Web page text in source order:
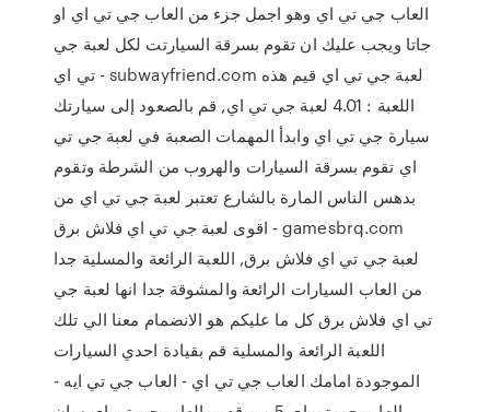
العاب جي تي اي وهو اجمل جزء من العاب جي تي اي او
جاتا ويجب عليك ان تقوم بسرقة السيارتت لكل لعبة جي
تي اي - subwayfriend.com لعبة جي تي اي قيم هذه
اللعبة : 4.01 لعبة جي تي اي, قم بالصعود إلى سيارتك
سيارة جي تي اي وابدأ المهمات الصعبة في لعبة جي تي
اي تقوم بسرقة السيارات والهروب من الشرطة وتقوم
بدهس الناس المارة بالشارع تعتبر لعبة جي تي اي من
اقوى لعبة جي تي اي فلاش برق - gamesbrq.com
لعبة جي تي اي فلاش برق, اللعبة الرائعة والمسلية جدا
من العاب السيارات الرائعة والمشوقة جدا انها لعبة جي
تي اي فلاش برق كل ما عليكم هو الانضمام معنا الي تلك
اللعبة الرائعة والمسلية قم بقيادة احدي السيارات
الموجودة امامك العاب جي تي اي - العاب جي تي ايه -